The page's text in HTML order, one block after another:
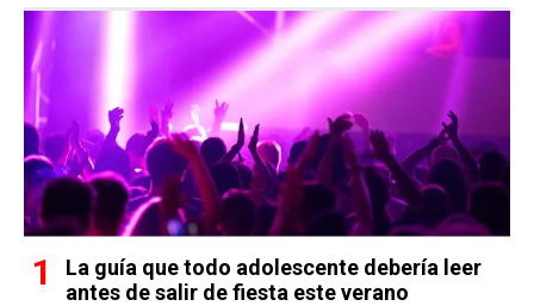
La guía que todo adolescente debería leer
antes de salir de fiesta este verano